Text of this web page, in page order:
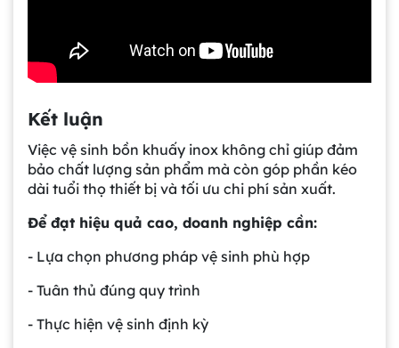
Kết luận
Việc vệ sinh bồn khuấy inox không chỉ giúp đảm
bảo chất lượng sản phẩm mà còn góp phần kéo
dài tuổi thọ thiết bị và tối ưu chi phí sản xuất.
Để đạt hiệu quả cao, doanh nghiệp cần:
- Lựa chọn phương pháp vệ sinh phù hợp
- Tuân thủ đúng quy trình
- Thực hiện vệ sinh định kỳ
Gia công bồn khuấy, silo chứa nguyên liệu